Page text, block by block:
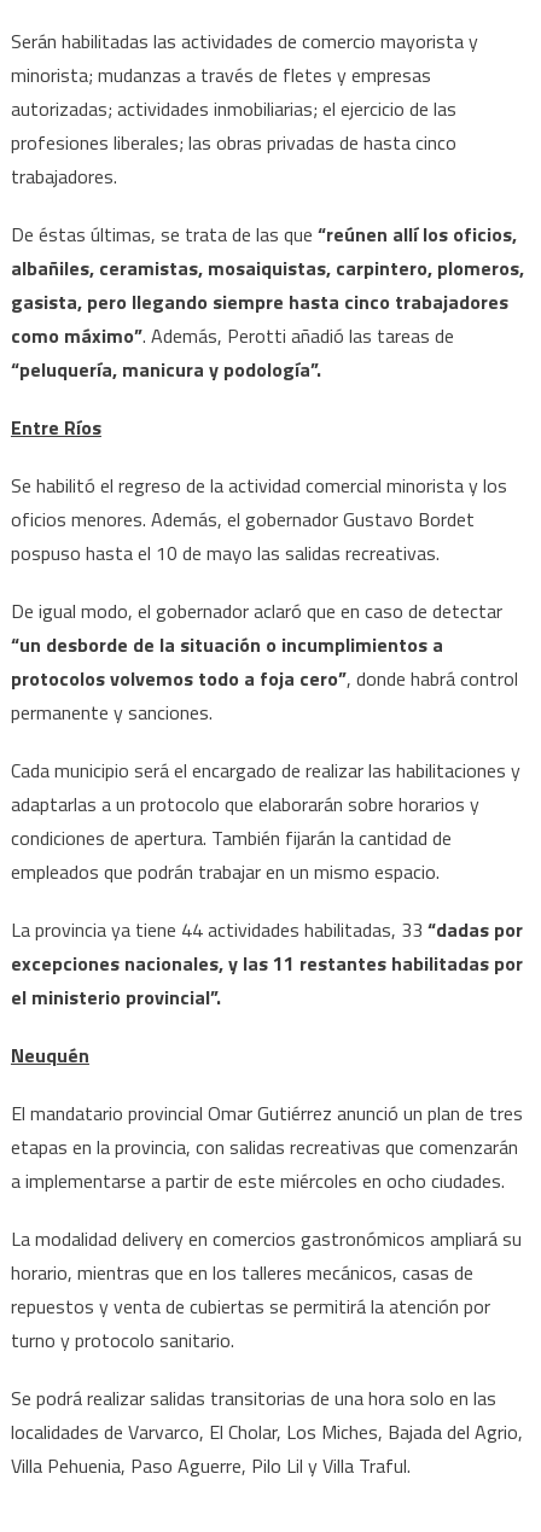
Serán habilitadas las actividades de comercio mayorista y
minorista; mudanzas a través de fletes y empresas
autorizadas; actividades inmobiliarias; el ejercicio de las
profesiones liberales; las obras privadas de hasta cinco
trabajadores.
De éstas últimas, se trata de las que “reúnen allí los oficios,
albañiles, ceramistas, mosaiquistas, carpintero, plomeros,
gasista, pero llegando siempre hasta cinco trabajadores
como máximo”. Además, Perotti añadió las tareas de
“peluquería, manicura y podología”.
Entre Ríos
Se habilitó el regreso de la actividad comercial minorista y los
oficios menores. Además, el gobernador Gustavo Bordet
pospuso hasta el 10 de mayo las salidas recreativas.
De igual modo, el gobernador aclaró que en caso de detectar
“un desborde de la situación o incumplimientos a
protocolos volvemos todo a foja cero”, donde habrá control
permanente y sanciones.
Cada municipio será el encargado de realizar las habilitaciones y
adaptarlas a un protocolo que elaborarán sobre horarios y
condiciones de apertura. También fijarán la cantidad de
empleados que podrán trabajar en un mismo espacio.
La provincia ya tiene 44 actividades habilitadas, 33 “dadas por
excepciones nacionales, y las 11 restantes habilitadas por
el ministerio provincial”.
Neuquén
El mandatario provincial Omar Gutiérrez anunció un plan de tres
etapas en la provincia, con salidas recreativas que comenzarán
a implementarse a partir de este miércoles en ocho ciudades.
La modalidad delivery en comercios gastronómicos ampliará su
horario, mientras que en los talleres mecánicos, casas de
repuestos y venta de cubiertas se permitirá la atención por
turno y protocolo sanitario.
Se podrá realizar salidas transitorias de una hora solo en las
localidades de Varvarco, El Cholar, Los Miches, Bajada del Agrio,
Villa Pehuenia, Paso Aguerre, Pilo Lil y Villa Traful.